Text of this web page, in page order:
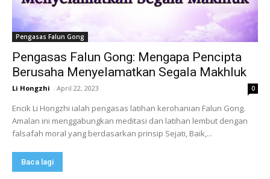
Pengasas Falun Gong
Pengasas Falun Gong: Mengapa Pencipta
Berusaha Menyelamatkan Segala Makhluk
Li Hongzhi - April 22, 2023 0
Encik Li Hongzhi ialah pengasas latihan kerohanian Falun Gong.
Amalan ini menggabungkan meditasi dan latihan lembut dengan
falsafah moral yang berdasarkan prinsip Sejati, Baik,...
Baca lagi